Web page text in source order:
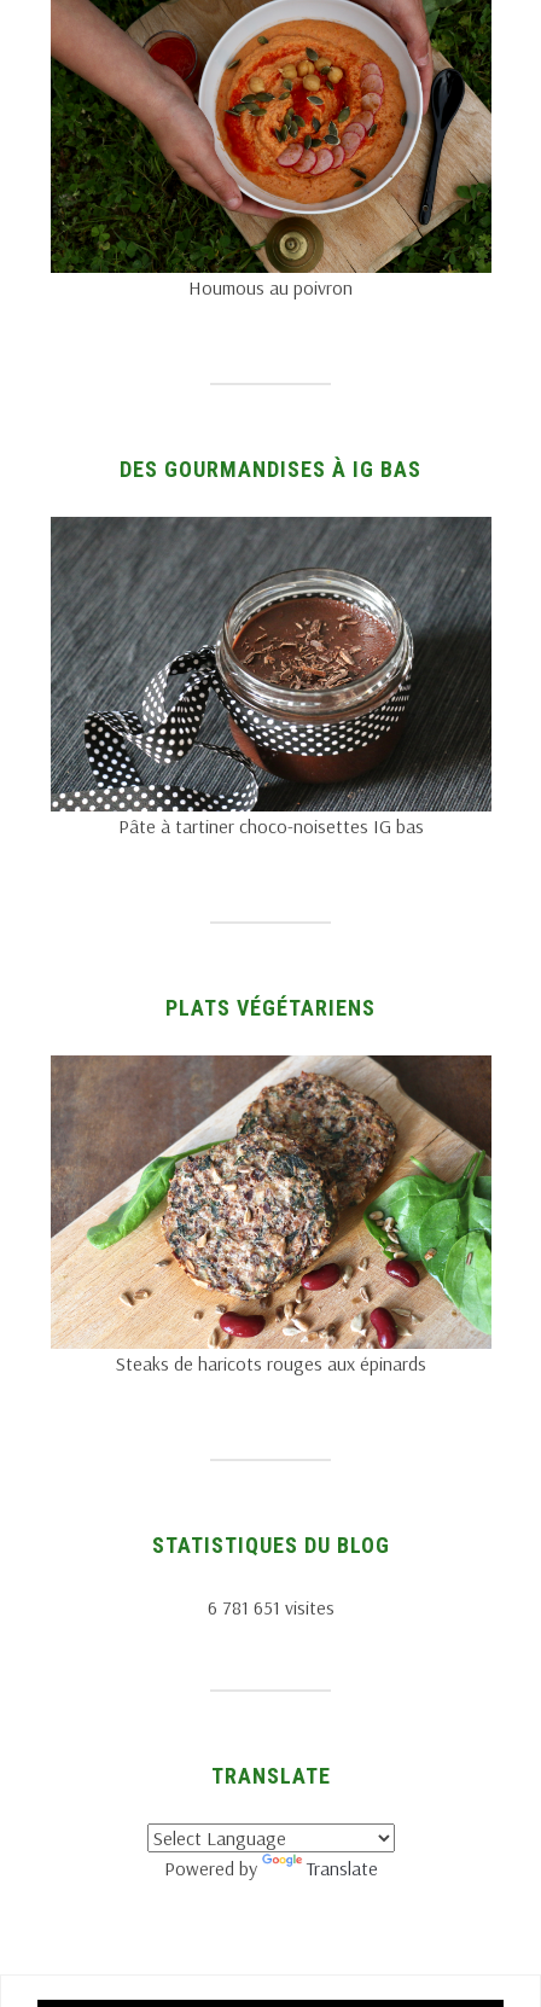
Houmous au poivron
DES GOURMANDISES À IG BAS
Pâte à tartiner choco-noisettes IG bas
PLATS VÉGÉTARIENS
Steaks de haricots rouges aux épinards
STATISTIQUES DU BLOG
6 781 651 visites
TRANSLATE
Powered by Translate